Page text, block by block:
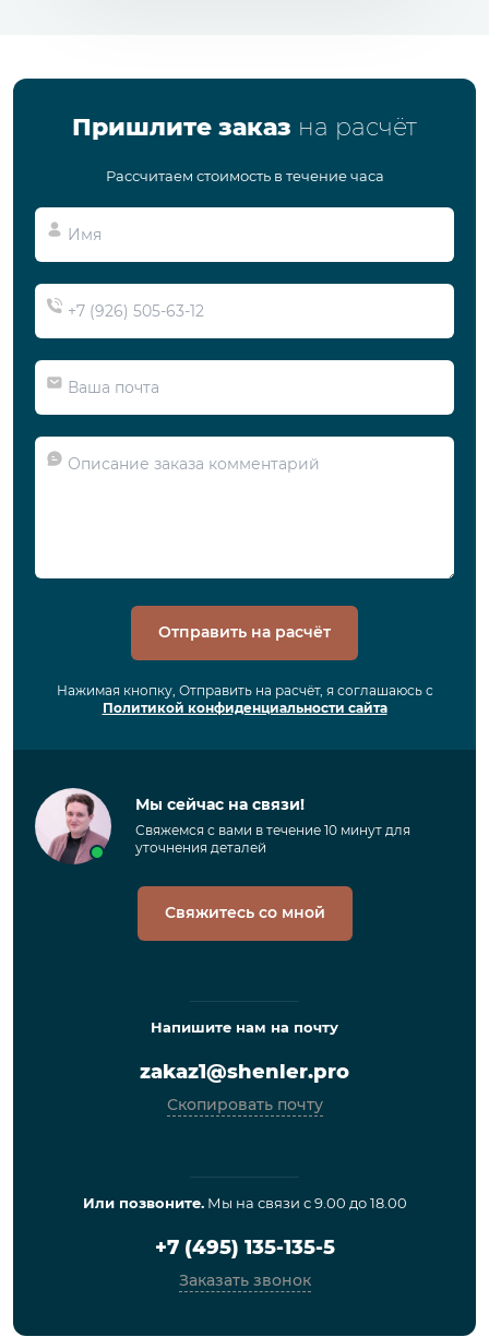
Пришлите заказ на расчёт
Рассчитаем стоимость в течение часа
Отправить на расчёт
Нажимая кнопку, Отправить на расчёт, я соглашаюсь с
Политикой конфиденциальности сайта
Мы сейчас на связи!
Свяжемся с вами в течение 10 минут для
уточнения деталей
Свяжитесь со мной
Напишите нам на почту
zakaz1@shenler.pro
Скопировать почту
Или позвоните.Мы на связи с 9.00 до 18.00
+7 (495) 135-135-5
Заказать звонок